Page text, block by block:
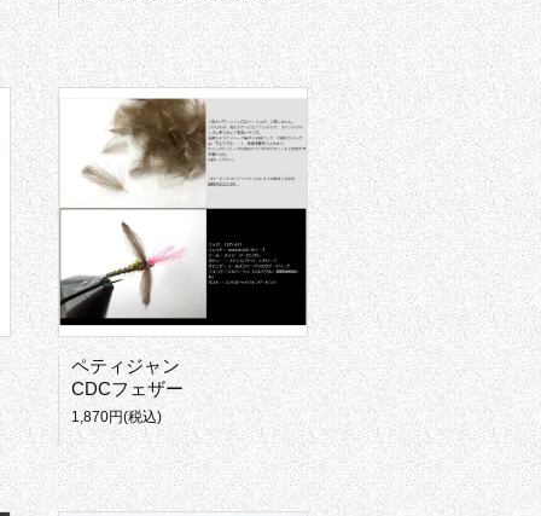
ペティジャン
CDCフェザー
1,870円(税込)